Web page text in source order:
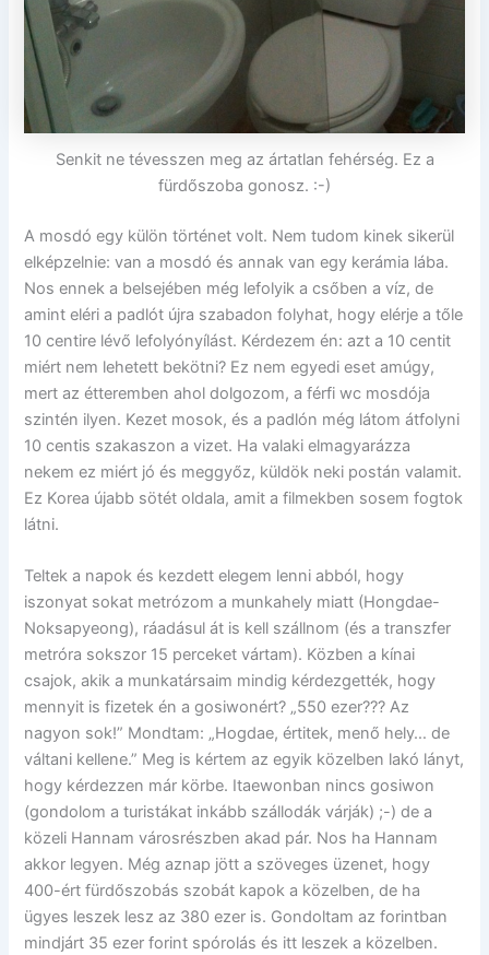
Senkit ne tévesszen meg az ártatlan fehérség. Ez a
fürdőszoba gonosz. :-)
A mosdó egy külön történet volt. Nem tudom kinek sikerül
elképzelnie: van a mosdó és annak van egy kerámia lába.
Nos ennek a belsejében még lefolyik a csőben a víz, de
amint eléri a padlót újra szabadon folyhat, hogy elérje a tőle
10 centire lévő lefolyónyílást. Kérdezem én: azt a 10 centit
miért nem lehetett bekötni? Ez nem egyedi eset amúgy,
mert az étteremben ahol dolgozom, a férfi wc mosdója
szintén ilyen. Kezet mosok, és a padlón még látom átfolyni
10 centis szakaszon a vizet. Ha valaki elmagyarázza
nekem ez miért jó és meggyőz, küldök neki postán valamit.
Ez Korea újabb sötét oldala, amit a filmekben sosem fogtok
látni.
Teltek a napok és kezdett elegem lenni abból, hogy
iszonyat sokat metrózom a munkahely miatt (Hongdae-
Noksapyeong), ráadásul át is kell szállnom (és a transzfer
metróra sokszor 15 perceket vártam). Közben a kínai
csajok, akik a munkatársaim mindig kérdezgették, hogy
mennyit is fizetek én a gosiwonért? „550 ezer??? Az
nagyon sok!” Mondtam: „Hogdae, értitek, menő hely… de
váltani kellene.” Meg is kértem az egyik közelben lakó lányt,
hogy kérdezzen már körbe. Itaewonban nincs gosiwon
(gondolom a turistákat inkább szállodák várják) ;-) de a
közeli Hannam városrészben akad pár. Nos ha Hannam
akkor legyen. Még aznap jött a szöveges üzenet, hogy
400-ért fürdőszobás szobát kapok a közelben, de ha
ügyes leszek lesz az 380 ezer is. Gondoltam az forintban
mindjárt 35 ezer forint spórolás és itt leszek a közelben.